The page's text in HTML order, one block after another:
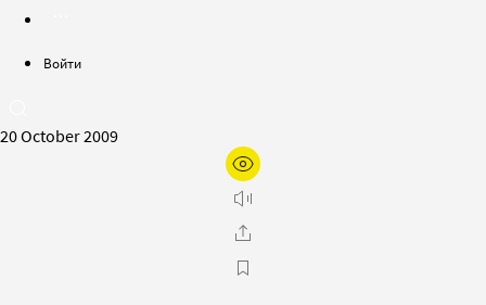
Войти
20 October 2009